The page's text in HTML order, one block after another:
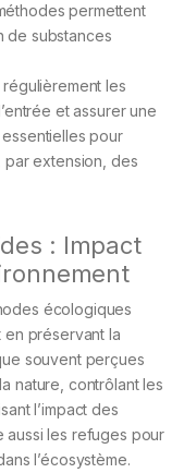
permettent
de substances
les
et assurer une
pour
extension, des
: Impact
écologiques
en préservant la
souvent perçues
nature, contrôlant les
l’impact des
aussi les refuges pour
l’écosystème.